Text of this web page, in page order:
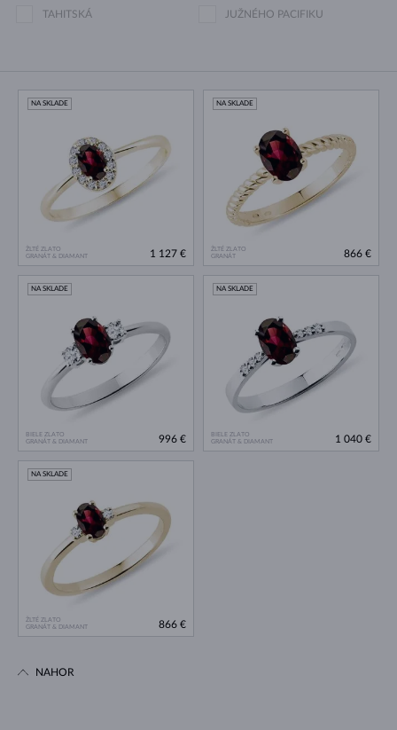
TAHITSKÁ JUŽNÉHO PACIFIKU
ŽLTÉ ZLATO
GRANÁT & DIAMANT
NA SKLADE
1 127 €
ŽLTÉ ZLATO
GRANÁT
NA SKLADE
866 €
BIELE ZLATO
GRANÁT & DIAMANT
NA SKLADE
996 €
BIELE ZLATO
GRANÁT & DIAMANT
NA SKLADE
1 040 €
ŽLTÉ ZLATO
GRANÁT & DIAMANT
NA SKLADE
866 €
NAHOR